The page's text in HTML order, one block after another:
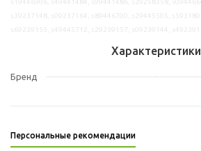
Характеристики
Бренд
Персональные рекомендации